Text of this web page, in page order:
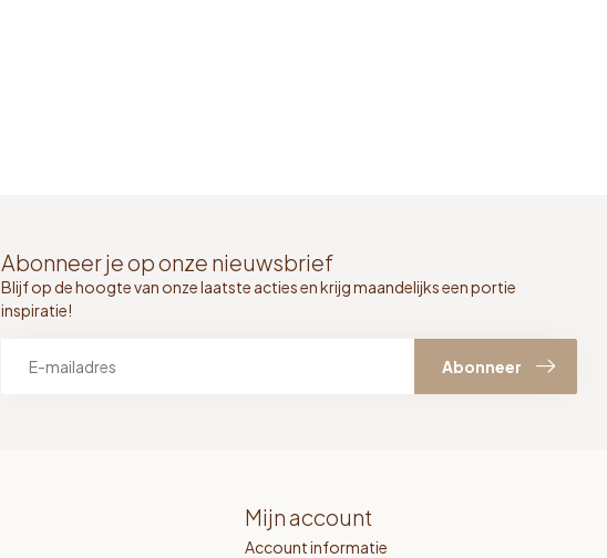
Abonneer je op onze nieuwsbrief
Blijf op de hoogte van onze laatste acties en krijg maandelijks een portie
inspiratie!
Abonneer
Mijn account
Account informatie